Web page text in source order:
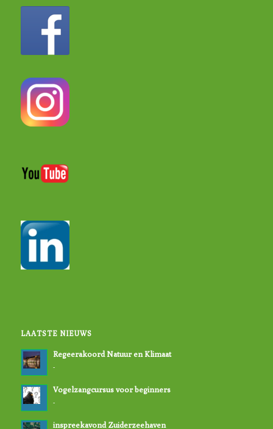
LAATSTE NIEUWS
Regeerakoord Natuur en Klimaat
-
Vogelzangcursus voor beginners
-
inspreekavond Zuiderzeehaven